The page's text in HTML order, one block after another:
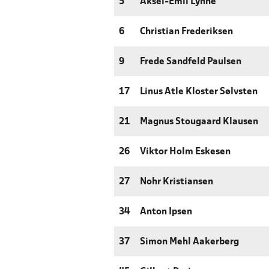
5 Aksel-Emil Lyhne
6 Christian Frederiksen
9 Frede Sandfeld Paulsen
17 Linus Atle Kloster Sølvsten
21 Magnus Stougaard Klausen
26 Viktor Holm Eskesen
27 Nohr Kristiansen
34 Anton Ipsen
37 Simon Mehl Aakerberg